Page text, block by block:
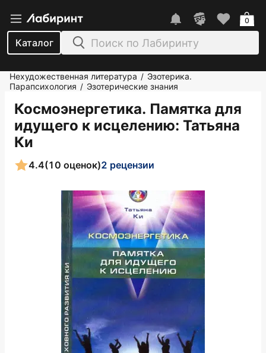
Каталог
0
Нехудожественная литература / Эзотерика.
Парапсихология / Эзотерические знания
Космоэнергетика. Памятка для
идущего к исцелению: Татьяна
Ки
4.4(10 оценок)2 рецензии